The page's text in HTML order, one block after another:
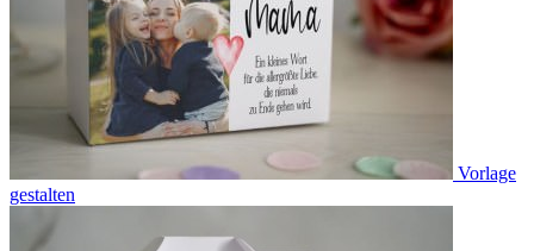
Vorlage
gestalten